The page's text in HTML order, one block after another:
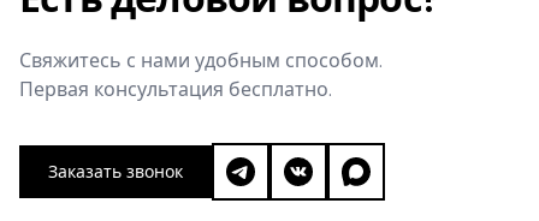
Свяжитесь с нами удобным способом.
Первая консультация бесплатно.
Заказать звонок